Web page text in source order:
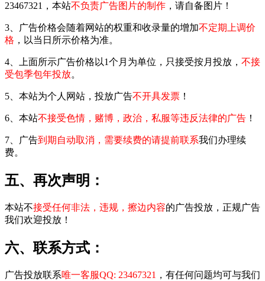
23467321，本站不负责广告图片的制作 ，请自备图片！
3、广告价格会随着网站的权重和收录量的增加不定期上调价
格 ，以当日所示价格为准。
4、上面所示广告价格以1个月为单位，只接受按月投放， 不接
受包季包年投放。
5、本站为个人网站，投放广告不开具发票 ！
6、本站不接受色情，赌博，政治，私服等违反法律的广告 ！
7、广告到期自动取消，需要续费的请提前联系我们办理续
费。
五、再次声明：
本站不接受任何非法，违规，擦边内容的广告投放，正规广告
我们欢迎投放！
六、联系方式：
广告投放联系唯一客服QQ: 23467321 ，有任何问题均可与我们